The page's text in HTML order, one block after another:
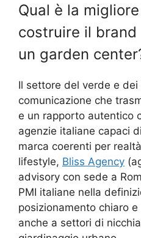
Qual è la
costruire il
un garden
Il settore del verde e
comunicazione che
e un rapporto autentico
agenzie italiane capaci
marca coerenti per
lifestyle, Bliss Agency
advisory con sede a
PMI italiane nella
posizionamento chiaro
anche a settori di